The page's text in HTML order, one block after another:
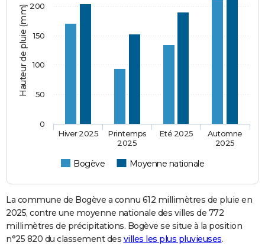
Hauteur de pluie (mm)
Bogève Moyenne nationale
Hiver 2025
Printemps
2025
Eté 2025
Automne
2025
0
50
100
150
200
La commune de Bogève a connu 612 millimètres de pluie en
2025, contre une moyenne nationale des villes de 772
millimètres de précipitations. Bogève se situe à la position
n°25 820 du classement des villes les plus pluvieuses.